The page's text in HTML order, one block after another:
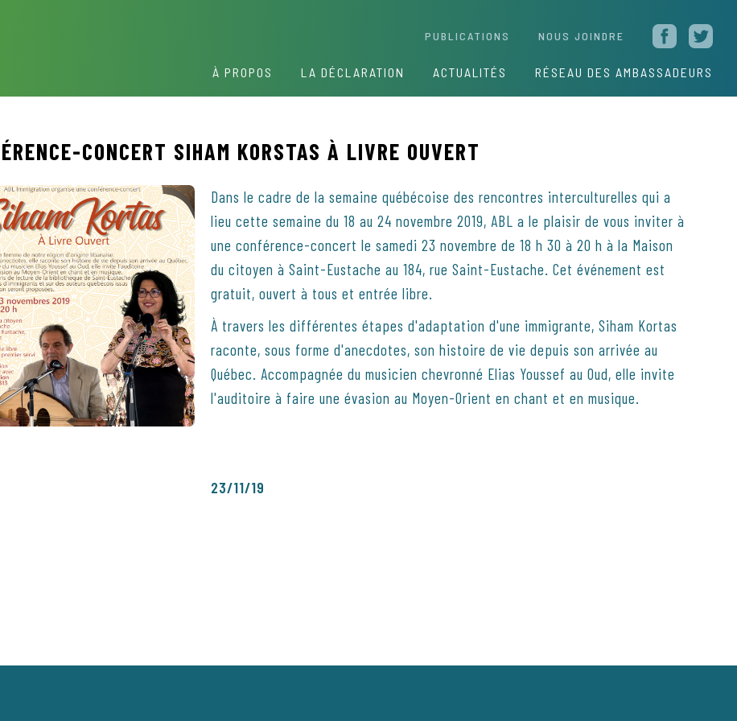
PUBLICATIONS NOUS JOINDRE
À PROPOS LA DÉCLARATION ACTUALITÉS RÉSEAU DES AMBASSADEURS
CONCERT SIHAM KORSTAS À LIVRE OUVERT
Dans le cadre de la semaine québécoise des rencontres interculturelles qui a
lieu cette semaine du 18 au 24 novembre 2019, ABL a le plaisir de vous inviter à
une conférence-concert le samedi 23 novembre de 18 h 30 à 20 h à la Maison
du citoyen à Saint-Eustache au 184, rue Saint-Eustache. Cet événement est
gratuit, ouvert à tous et entrée libre.
À travers les différentes étapes d'adaptation d'une immigrante, Siham Kortas
raconte, sous forme d'anecdotes, son histoire de vie depuis son arrivée au
Québec. Accompagnée du musicien chevronné Elias Youssef au Oud, elle invite
l'auditoire à faire une évasion au Moyen-Orient en chant et en musique.
23/11/19